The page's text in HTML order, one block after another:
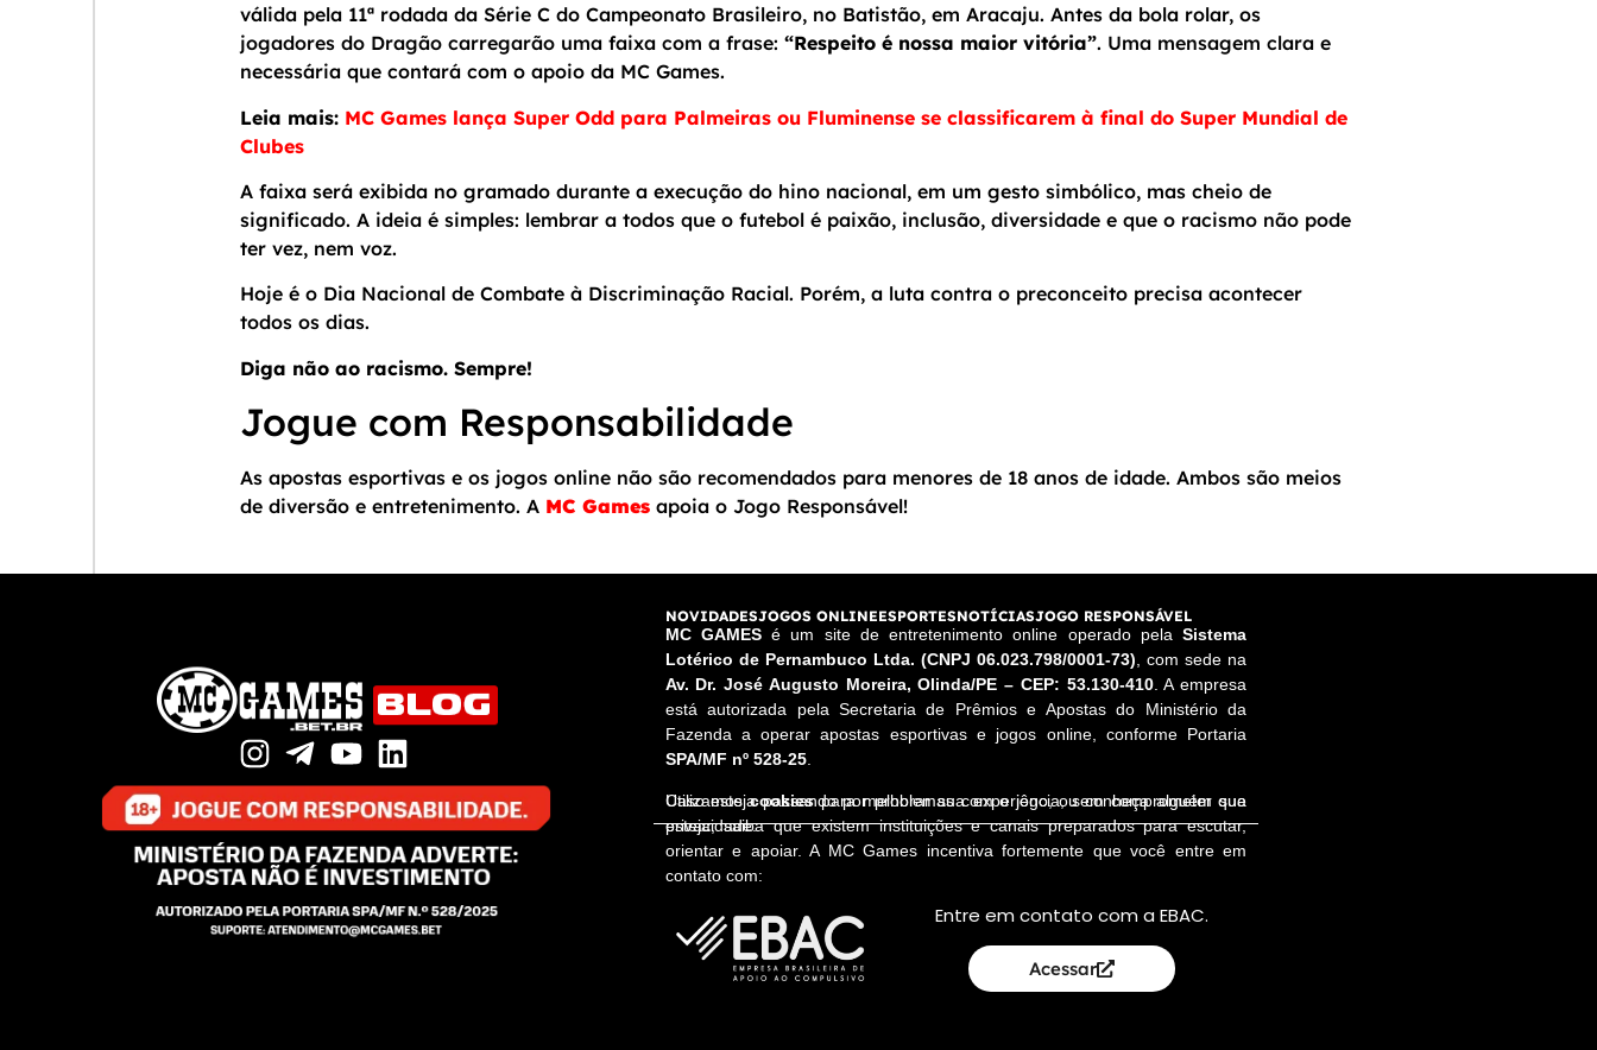
válida pela 11ª rodada da Série C do Campeonato Brasileiro, no Batistão, em Aracaju. Antes da bola rolar, os
jogadores do Dragão carregarão uma faixa com a frase: “Respeito é nossa maior vitória”. Uma mensagem clara e
necessária que contará com o apoio da MC Games.
Leia mais: MC Games lança Super Odd para Palmeiras ou Fluminense se classificarem à final do Super Mundial de
Clubes
A faixa será exibida no gramado durante a execução do hino nacional, em um gesto simbólico, mas cheio de
significado. A ideia é simples: lembrar a todos que o futebol é paixão, inclusão, diversidade e que o racismo não pode
ter vez, nem voz.
Hoje é o Dia Nacional de Combate à Discriminação Racial. Porém, a luta contra o preconceito precisa acontecer
todos os dias.
Diga não ao racismo. Sempre!
Jogue com Responsabilidade
As apostas esportivas e os jogos online não são recomendados para menores de 18 anos de idade. Ambos são meios
de diversão e entretenimento. A MC Gamesapoia o Jogo Responsável!
NOVIDADESJOGOS ONLINEESPORTESNOTÍCIASJOGO RESPONSÁVEL
MC GAMESé um site de entretenimento online operado pelaSistema
Lotérico de Pernambuco Ltda. (CNPJ 06.023.798/0001-73) , com sede na
Av. Dr. José Augusto Moreira, Olinda/PE – CEP: 53.130-410. A empresa
está autorizada pela Secretaria de Prêmios e Apostas do Ministério da
Fazenda a operar apostas esportivas e jogos online, conforme Portaria
SPA/MF nº 528-25.
Utilizamoscookiespara melhorar sua experiência, sem comprometer sua
privacidade.
Caso esteja passando por problemas com o jogo, ou conheça alguém que
esteja, saiba que existem instituições e canais preparados para escutar,
orientar e apoiar. A MC Games incentiva fortemente que você entre em
contato com:
Entre em contato com a EBAC.
Acessar